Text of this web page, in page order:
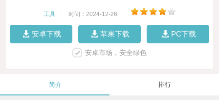
工具 时间：2024-12-26
安卓下载 苹果下载 PC下载
安卓市场，安全绿色
简介 排行